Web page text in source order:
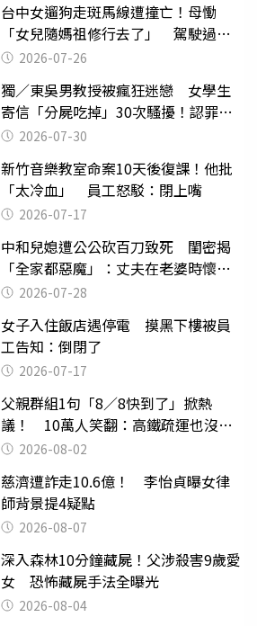
台中女遛狗走斑馬線遭撞亡！母慟
「女兒隨媽祖修行去了」 駕駛過失
致死判9月
2026-07-26
獨／東吳男教授被瘋狂迷戀 女學生
寄信「分屍吃掉」30次騷擾！認罪免
關 2026-07-30
新竹音樂教室命案10天後復課！他批
「太冷血」 員工怒駁：閉上嘴
2026-07-17
中和兒媳遭公公砍百刀致死 閨密揭
「全家都惡魔」：丈夫在老婆時懷孕
摔東西
2026-07-28
女子入住飯店遇停電 摸黑下樓被員
工告知：倒閉了
2026-07-17
父親群組1句「8／8快到了」掀熱
議！ 10萬人笑翻：高鐵疏運也沒列
父親節
2026-08-02
慈濟遭詐走10.6億！ 李怡貞曝女律
師背景提4疑點
2026-08-07
深入森林10分鐘藏屍！父涉殺害9歲愛
女 恐怖藏屍手法全曝光
2026-08-04